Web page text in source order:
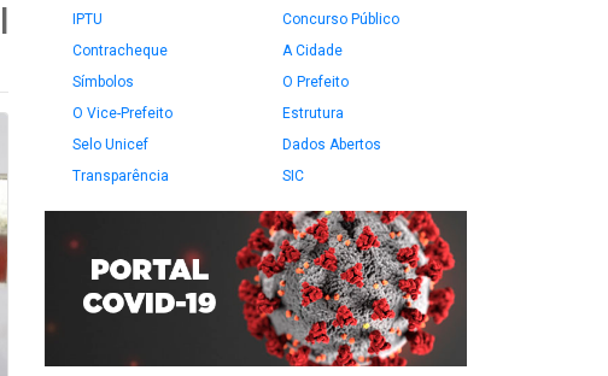
IPTU
Concurso Público
Contracheque
A Cidade
Símbolos
O Prefeito
O Vice-Prefeito
Estrutura
Selo Unicef
Dados Abertos
Transparência
SIC